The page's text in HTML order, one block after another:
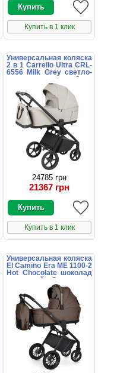
Купить в 1 клик
Универсальная коляска
2 в 1 Carrello Ultra CRL-
6556 Milk Grey светло-
серая с люлькой и
24785 грн
21367 грн
Купить в 1 клик
Универсальная коляска
El Camino Era ME 1100-2
Hot Chocolate шоколад
с люлькой и блоком